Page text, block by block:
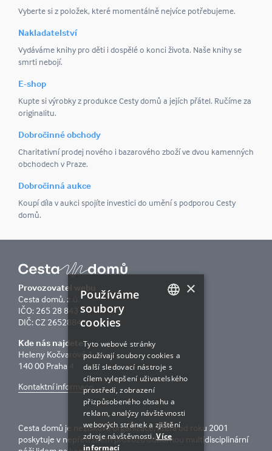
Vyberte si z položek, které momentálně nejvíce potřebujeme.
Nakladatelství
Vydáváme knihy pro děti i dospělé o konci života. Naše knihy se
smrti nebojí.
E-shop
Kupte si výrobky z produkce Cesty domů a jejích přátel. Ručíme za
originalitu.
Dobročinné obchody
Charitativní prodej nového i bazarového zboží ve dvou kamenných
obchodech v Praze.
Dobročinná aukce
Koupí díla v aukci spojíte investici do umění s podporou Cesty
domů.
Provozovatel webu
Cesta domů, z.ú.
IČO: 265 28 843
DIČ: CZ 26528843
Kde nás najdete
Heleny Kočvarové 1
140 00 Praha 4
Kontaktní informace
Cesta domů je nezisková organizace, která od roku 2001
poskytuje v nepřetržitém provozu odbornou multidisciplinární
×
Používáme
soubory
cookies
Tyto webové stránky
používají soubory cookies a
další sledovací nástroje s
cílem vylepšení uživatelského
prostředí, zobrazení
přizpůsobeného obsahu a
reklam, analýzy návštěvnosti
webových stránek a zjištění
zdroje návštěvnosti.Více
informací